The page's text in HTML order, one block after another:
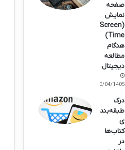
صفحه
نمایش
(Screen
Time)
هنگام
مطالعه
دیجیتال
10/04/1405
درک
طبقه‌بند
ی
کتاب‌ها
در